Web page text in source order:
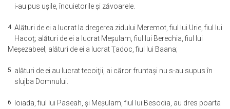
i-au pus uşile, încuietorile şi zăvoarele.
4 Alături de ei a lucrat la dregerea zidului Meremot, fiul lui Urie, fiul lui
Hacoţ; alături de ei a lucrat Meşulam, fiul lui Berechia, fiul lui
Meşezabeel; alături de ei a lucrat Ţadoc, fiul lui Baana;
5 alături de ei au lucrat tecoiţii, ai căror fruntaşi nu s-au supus în
slujba Domnului.
6
Ioiada, fiul lui Paseah, şi Meşulam, fiul lui Besodia, au dres poarta